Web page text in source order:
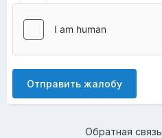
Отправить жалобу
Обратная связь